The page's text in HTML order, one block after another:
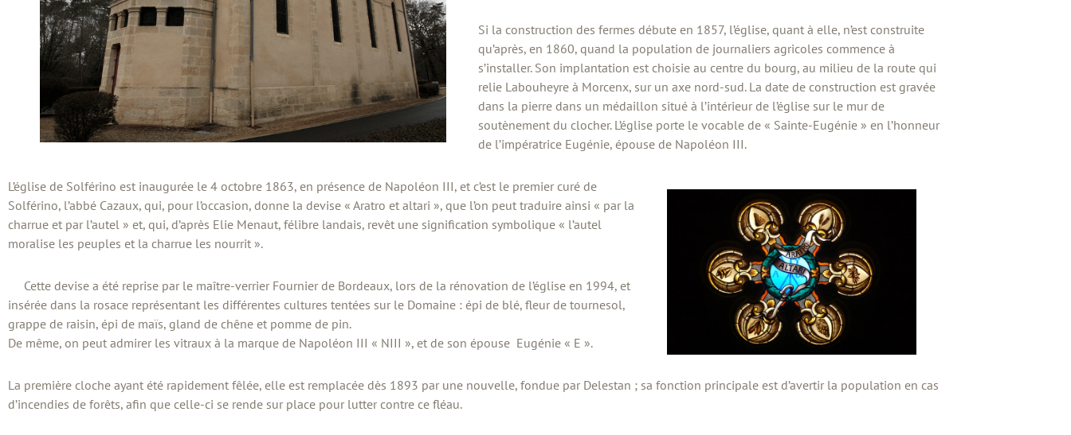
Si la construction des fermes débute en 1857, l’église, quant à elle, n’est construite
qu’après, en 1860, quand la population de journaliers agricoles commence à
s’installer. Son implantation est choisie au centre du bourg, au milieu de la route qui
relie Labouheyre à Morcenx, sur un axe nord-sud. La date de construction est gravée
dans la pierre dans un médaillon situé à l’intérieur de l’église sur le mur de
soutènement du clocher. L’église porte le vocable de « Sainte-Eugénie » en l’honneur
de l’impératrice Eugénie, épouse de Napoléon III.
L’église de Solférino est inaugurée le 4 octobre 1863, en présence de Napoléon III, et c’est le premier curé de
Solférino, l’abbé Cazaux, qui, pour l’occasion, donne la devise « Aratro et altari », que l’on peut traduire ainsi « par la
charrue et par l’autel » et, qui, d’après Elie Menaut, félibre landais, revêt une signification symbolique « l’autel
moralise les peuples et la charrue les nourrit ».
Cette devise a été reprise par le maître-verrier Fournier de Bordeaux, lors de la rénovation de l’église en 1994, et
insérée dans la rosace représentant les différentes cultures tentées sur le Domaine : épi de blé, fleur de tournesol,
grappe de raisin, épi de maïs, gland de chêne et pomme de pin.
De même, on peut admirer les vitraux à la marque de Napoléon III « NIII », et de son épouse Eugénie « E ».
La première cloche ayant été rapidement fêlée, elle est remplacée dès 1893 par une nouvelle, fondue par Delestan ; sa fonction principale est d’avertir la population en cas
d’incendies de forêts, afin que celle-ci se rende sur place pour lutter contre ce fléau.